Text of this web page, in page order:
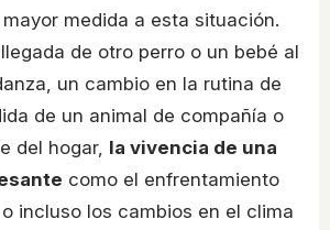
medida a esta situación.
de otro perro o un bebé al
un cambio en la rutina de
de un animal de compañía o
del hogar, la vivencia de una
como el enfrentamiento
incluso los cambios en el clima